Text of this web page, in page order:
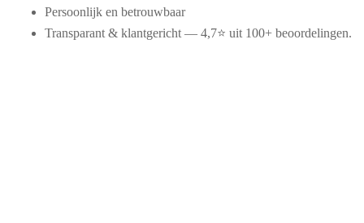
Persoonlijk en betrouwbaar
Transparant & klantgericht — 4,7⭐ uit 100+ beoordelingen.